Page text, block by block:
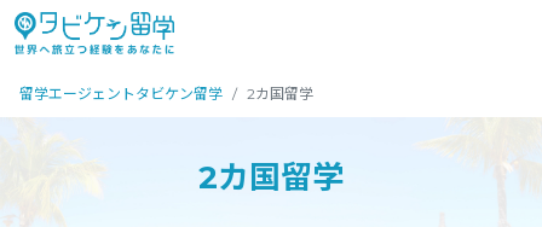
留学エージェントタビケン留学 2カ国留学
2カ国留学